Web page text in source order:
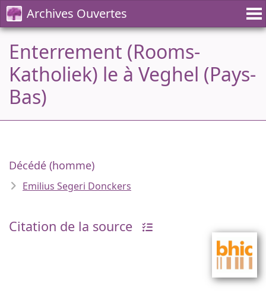
Archives Ouvertes
Enterrement (Rooms-
Katholiek) le à Veghel (Pays-
Bas)
Décédé (homme)
Emilius Segeri Donckers
Citation de la source